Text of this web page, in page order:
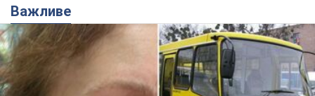
У Львові жінка спровокувала конфлікт,
розмовляючи російською мовою у маршрутці:
поліція склала адмінпротокол. Відео